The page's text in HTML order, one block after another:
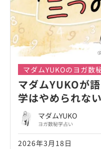
マダムYUKOのヨガ数
マダムYUKOが
学はやめられな
マダムYUKO
ヨガ数秘学占い
2026年3月18日